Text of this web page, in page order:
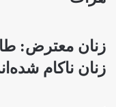
زنان معترض:
زنان ناکام